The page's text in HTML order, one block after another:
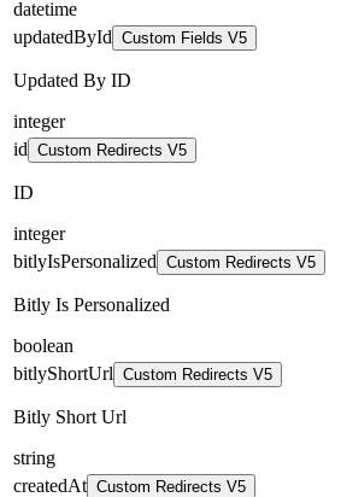
datetime
updatedById Custom Fields V5
Updated By ID
integer
id Custom Redirects V5
ID
integer
bitlyIsPersonalized Custom Redirects V5
Bitly Is Personalized
boolean
bitlyShortUrl Custom Redirects V5
Bitly Short Url
string
createdAt Custom Redirects V5